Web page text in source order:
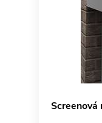
Screenová